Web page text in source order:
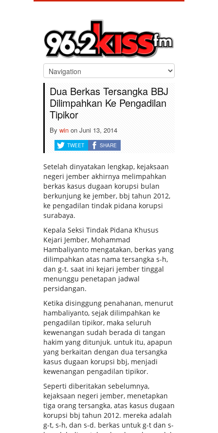
Dua Berkas Tersangka BBJ
Dilimpahkan Ke Pengadilan
Tipikor
By win on Juni 13, 2014
TWEET SHARE
Setelah dinyatakan lengkap, kejaksaan
negeri jember akhirnya melimpahkan
berkas kasus dugaan korupsi bulan
berkunjung ke jember, bbj tahun 2012,
ke pengadilan tindak pidana korupsi
surabaya.
Kepala Seksi Tindak Pidana Khusus
Kejari Jember, Mohammad
Hambaliyanto mengatakan, berkas yang
dilimpahkan atas nama tersangka s-h,
dan g-t. saat ini kejari jember tinggal
menunggu penetapan jadwal
persidangan.
Ketika disinggung penahanan, menurut
hambaliyanto, sejak dilimpahkan ke
pengadilan tipikor, maka seluruh
kewenangan sudah berada di tangan
hakim yang ditunjuk. untuk itu, apapun
yang berkaitan dengan dua tersangka
kasus dugaan korupsi bbj, menjadi
kewenangan pengadilan tipikor.
Seperti diberitakan sebelumnya,
kejaksaan negeri jember, menetapkan
tiga orang tersangka, atas kasus dugaan
korupsi bbj tahun 2012. mereka adalah
g-t, s-h, dan s-d. berkas untuk g-t dan s-